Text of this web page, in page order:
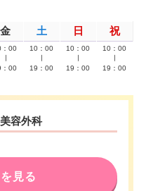
金 土 日 祝
：00
：00
10：00
19：00
10：00
19：00
10：00
19：00
容外科
見る